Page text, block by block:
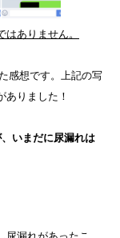
ありません。
感想です。上記の写
ありました！
いまだに尿漏れは